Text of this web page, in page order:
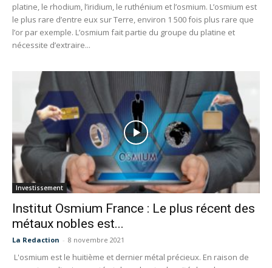
platine, le rhodium, l’iridium, le ruthénium et l’osmium. L’osmium est
le plus rare d’entre eux sur Terre, environ 1 500 fois plus rare que
l’or par exemple. L’osmium fait partie du groupe du platine et
nécessite d’extraire...
Investissement
Institut Osmium France : Le plus récent des
métaux nobles est...
La Redaction - 8 novembre 2021
L'osmium est le huitième et dernier métal précieux. En raison de